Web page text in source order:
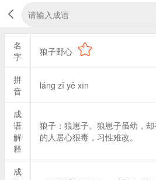
名
字
狼子野心
拼
音
láng zǐ yě xīn
成
语
解
释
狼子：狼崽子。狼崽子虽幼，
的人居心狠毒，习性难改。
成